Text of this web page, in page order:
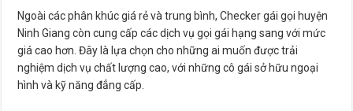
Ngoài các phân khúc giá rẻ và trung bình, Checker gái gọi huyện
Ninh Giang còn cung cấp các dịch vụ gọi gái hạng sang với mức
giá cao hơn. Đây là lựa chọn cho những ai muốn được trải
nghiệm dịch vụ chất lượng cao, với những cô gái sở hữu ngoại
hình và kỹ năng đẳng cấp.